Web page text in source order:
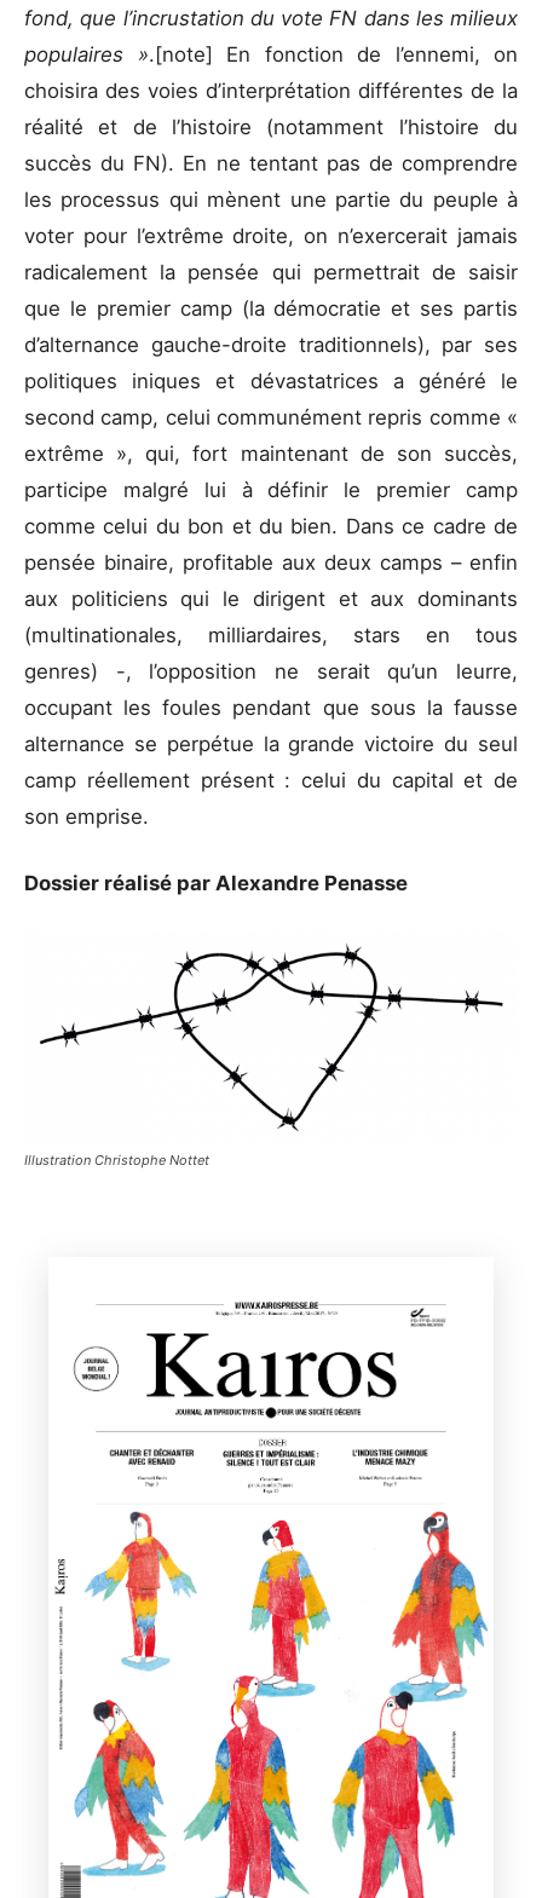
fond, que l’incrustation du vote FN dans les milieux
populaires ».[note] En fonction de l’ennemi, on
choisira des voies d’interprétation différentes de la
réalité et de l’histoire (notamment l’histoire du
succès du FN). En ne tentant pas de comprendre
les processus qui mènent une partie du peuple à
voter pour l’extrême droite, on n’exercerait jamais
radicalement la pensée qui permettrait de saisir
que le premier camp (la démocratie et ses partis
d’alternance gauche-droite traditionnels), par ses
politiques iniques et dévastatrices a généré le
second camp, celui communément repris comme «
extrême », qui, fort maintenant de son succès,
participe malgré lui à définir le premier camp
comme celui du bon et du bien. Dans ce cadre de
pensée binaire, profitable aux deux camps – enfin
aux politiciens qui le dirigent et aux dominants
(multinationales, milliardaires, stars en tous
genres) -, l’opposition ne serait qu’un leurre,
occupant les foules pendant que sous la fausse
alternance se perpétue la grande victoire du seul
camp réellement présent : celui du capital et de
son emprise.
Dossier réalisé par Alexandre Penasse
Illustration Christophe Nottet